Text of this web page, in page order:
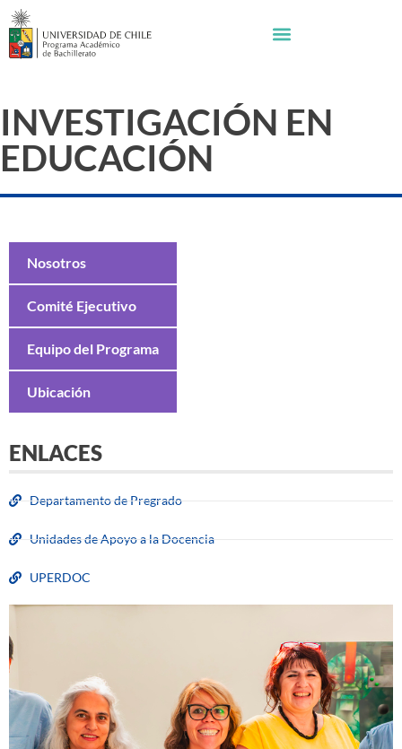
INVESTIGACIÓN EN
EDUCACIÓN
Nosotros
Comité Ejecutivo
Equipo del Programa
Ubicación
ENLACES
Departamento de Pregrado
Unidades de Apoyo a la Docencia
UPERDOC